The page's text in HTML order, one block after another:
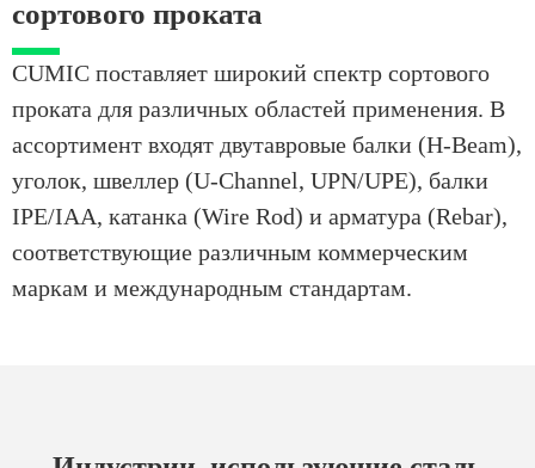
сортового проката
CUMIC поставляет широкий спектр сортового
проката для различных областей применения. В
ассортимент входят двутавровые балки (H-Beam),
уголок, швеллер (U-Channel, UPN/UPE), балки
IPE/IAA, катанка (Wire Rod) и арматура (Rebar),
соответствующие различным коммерческим
маркам и международным стандартам.